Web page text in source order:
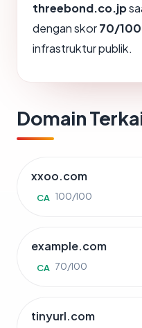
threebond.co.jp
dengan skor70/100
infrastruktur publik.
Domain
xxoo.com
CA 100/100
example.com
CA 70/100
tinyurl.com